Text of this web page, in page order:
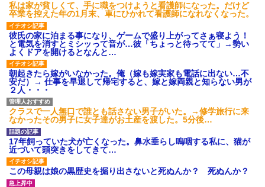
私は家が貧しくて、手に職をつけようと看護師になった。だけど
卒業を控えた年の1月末、車にひかれて看護師になれなくなった。
彼氏の家に泊まる事になり、ゲームで盛り上がってさぁ寝よう！
と電気を消すとミシッって音が…彼「ちょっと待ってて」→勢い
よくドアを開けるとなんと…
朝起きたら嫁がいなかった。俺（嫁も嫁実家も電話に出ない…不
安だ）→ 仕事を早退して帰宅すると、嫁と嫁両親と知らない男が
２人・・・
クラスで一人無口で誰とも話さない男子がいた。→修学旅行に来
なかったその男子に女子達がお土産を渡した。5分後…
17年飼っていた犬が亡くなった。鼻水垂らし嗚咽する私に、猫が
近づいて頭突きをしてきて…
この母親は娘の黒歴史を掘り出さないと死ぬんか？ 死ぬんか？